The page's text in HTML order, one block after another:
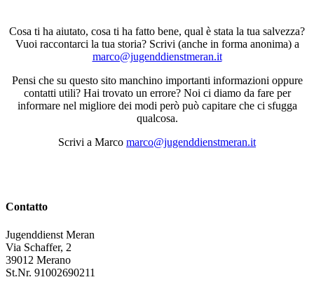
Cosa ti ha aiutato, cosa ti ha fatto bene, qual è stata la tua salvezza?
Vuoi raccontarci la tua storia? Scrivi (anche in forma anonima) a
marco@jugenddienstmeran.it
Pensi che su questo sito manchino importanti informazioni oppure
contatti utili? Hai trovato un errore? Noi ci diamo da fare per
informare nel migliore dei modi però può capitare che ci sfugga
qualcosa.
Scrivi a Marco marco@jugenddienstmeran.it
Contatto
Jugenddienst Meran
Via Schaffer, 2
39012 Merano
St.Nr. 91002690211